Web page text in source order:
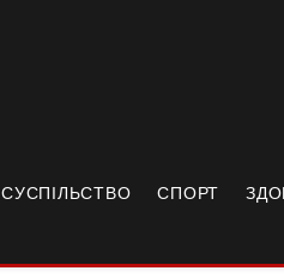
СУСПІЛЬСТВО СПОРТ